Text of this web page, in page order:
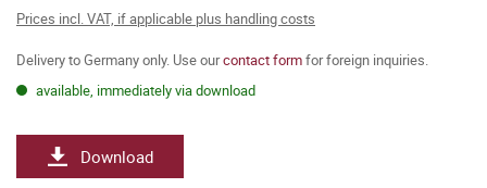
Prices incl. VAT, if applicable plus handling costs
Delivery to Germany only. Use ourcontact formfor foreign inquiries.
available, immediately via download
Download